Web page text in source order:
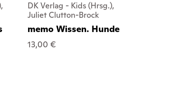
DK Verlag - Kids (Hrsg.),
Juliet Clutton-Brock
memo Wissen. Hunde
13,00 €